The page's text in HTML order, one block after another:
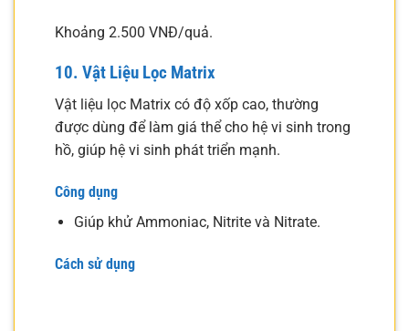
Khoảng 2.500 VNĐ/quả.
10. Vật Liệu Lọc Matrix
Vật liệu lọc Matrix có độ xốp cao, thường
được dùng để làm giá thể cho hệ vi sinh trong
hồ, giúp hệ vi sinh phát triển mạnh.
Công dụng
Giúp khử Ammoniac, Nitrite và Nitrate.
Cách sử dụng